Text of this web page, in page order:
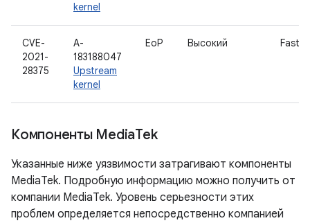
kernel
CVE-
2021-
28375
A-
183188047
Upstream
kernel
EoP Высокий
Компоненты MediaTek
Указанные ниже уязвимости затрагивают компоненты
MediaTek. Подробную информацию можно получить от
компании MediaTek. Уровень серьезности этих
проблем определяется непосредственно компанией